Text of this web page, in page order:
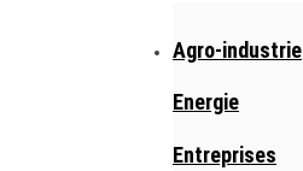
Agro-industrie
Energie
Entreprises